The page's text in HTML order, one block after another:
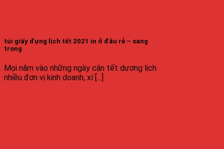
túi giấy đựng lịch tết 2021 in ở đâu rẻ – sang
trọng
Mọi năm vào những ngày cận tết dương lịch
nhiều đơn vị kinh doanh, xí [...]